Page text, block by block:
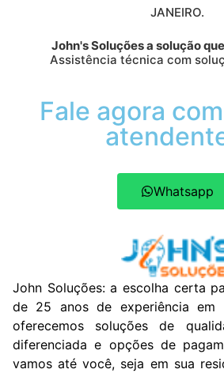
JANEIRO.
John's Soluções a solução
Assistência técnica com
Fale agora
Whatsapp
John Soluções: a escolha certa
de 25 anos de experiência em
oferecemos soluções de
diferenciada e opções de
vamos até você, seja em sua